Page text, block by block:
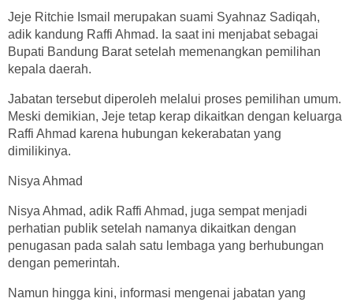
Jeje Ritchie Ismail merupakan suami Syahnaz Sadiqah,
adik kandung Raffi Ahmad. Ia saat ini menjabat sebagai
Bupati Bandung Barat setelah memenangkan pemilihan
kepala daerah.
Jabatan tersebut diperoleh melalui proses pemilihan umum.
Meski demikian, Jeje tetap kerap dikaitkan dengan keluarga
Raffi Ahmad karena hubungan kekerabatan yang
dimilikinya.
Nisya Ahmad
Nisya Ahmad, adik Raffi Ahmad, juga sempat menjadi
perhatian publik setelah namanya dikaitkan dengan
penugasan pada salah satu lembaga yang berhubungan
dengan pemerintah.
Namun hingga kini, informasi mengenai jabatan yang